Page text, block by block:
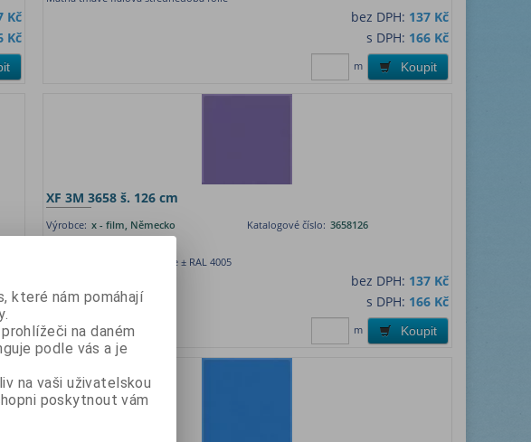
Kč
Kč
bez DPH: 137 Kč
s DPH: 166 Kč
Koupit
m
Kč
XF 3M 3658 š. 126 cm
Výrobce: x - film, Německo Katalogové číslo: 3658126
Matná lila střednědobá fólie ± RAL 4005
bez DPH: 137 Kč
s DPH: 166 Kč
Koupit
m
které nám pomáhají
na daném
podle vás a je
na vaši uživatelskou
poskytnout vám